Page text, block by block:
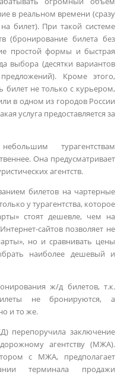
в реальном времени (сразу
билет). При такой системе
(бронирование билета без
простой формы и быстрая
выбора (десятки вариантов
Кроме этого,
билет не только с курьером,
в одном из городов России
услуга предоставляется за
турагентствам
Она предусматривает
агентств.
билетов на чартерные
у турагентства, которое
стоят дешевле, чем на
сайтов позволяет не
но и сравнивать цены
наиболее дешевый и
ж/д билетов, т.к.
не бронируются, а
и то же.
перепоручила заключение
агентству (МЖА).
с МЖА, предполагает
терминала продажи